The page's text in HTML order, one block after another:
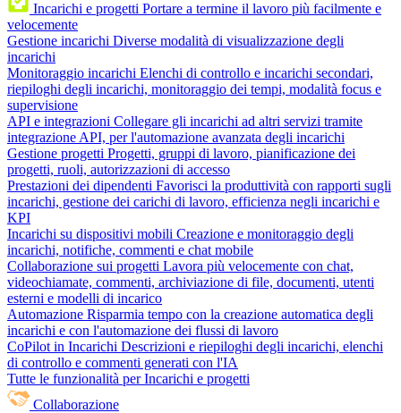
Incarichi e progetti Portare a termine il lavoro più facilmente e
velocemente
Gestione incarichi Diverse modalità di visualizzazione degli
incarichi
Monitoraggio incarichi Elenchi di controllo e incarichi secondari,
riepiloghi degli incarichi, monitoraggio dei tempi, modalità focus e
supervisione
API e integrazioni Collegare gli incarichi ad altri servizi tramite
integrazione API, per l'automazione avanzata degli incarichi
Gestione progetti Progetti, gruppi di lavoro, pianificazione dei
progetti, ruoli, autorizzazioni di accesso
Prestazioni dei dipendenti Favorisci la produttività con rapporti sugli
incarichi, gestione dei carichi di lavoro, efficienza negli incarichi e
KPI
Incarichi su dispositivi mobili Creazione e monitoraggio degli
incarichi, notifiche, commenti e chat mobile
Collaborazione sui progetti Lavora più velocemente con chat,
videochiamate, commenti, archiviazione di file, documenti, utenti
esterni e modelli di incarico
Automazione Risparmia tempo con la creazione automatica degli
incarichi e con l'automazione dei flussi di lavoro
CoPilot in Incarichi Descrizioni e riepiloghi degli incarichi, elenchi
di controllo e commenti generati con l'IA
Tutte le funzionalità per Incarichi e progetti
Collaborazione